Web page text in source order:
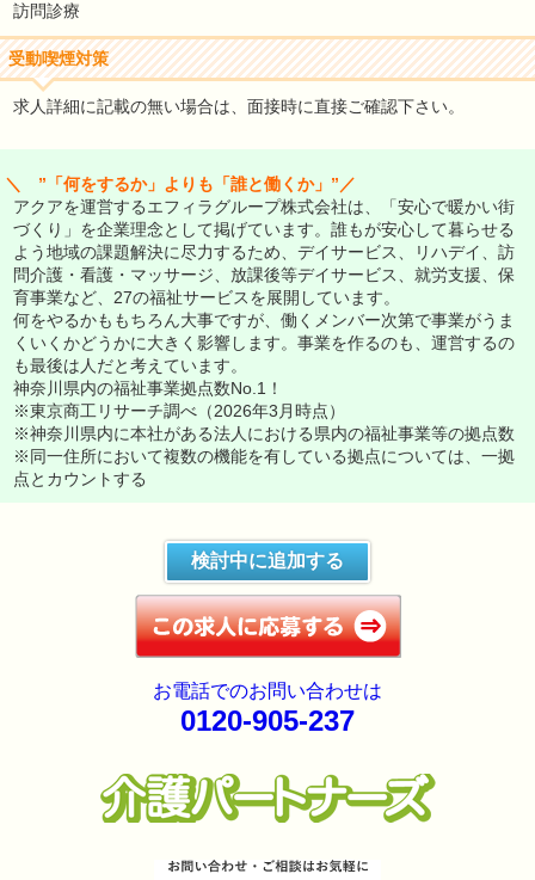
訪問診療
受動喫煙対策
求人詳細に記載の無い場合は、面接時に直接ご確認下さい。
＼ ”「何をするか」よりも「誰と働くか」”／
アクアを運営するエフィラグループ株式会社は、「安心で暖かい街
づくり」を企業理念として掲げています。誰もが安心して暮らせる
よう地域の課題解決に尽力するため、デイサービス、リハデイ、訪
問介護・看護・マッサージ、放課後等デイサービス、就労支援、保
育事業など、27の福祉サービスを展開しています。
何をやるかももちろん大事ですが、働くメンバー次第で事業がうま
くいくかどうかに大きく影響します。事業を作るのも、運営するの
も最後は人だと考えています。
神奈川県内の福祉事業拠点数No.1！
※東京商工リサーチ調べ（2026年3月時点）
※神奈川県内に本社がある法人における県内の福祉事業等の拠点数
※同一住所において複数の機能を有している拠点については、一拠
点とカウントする
検討中に追加する
お電話でのお問い合わせは
0120-905-237